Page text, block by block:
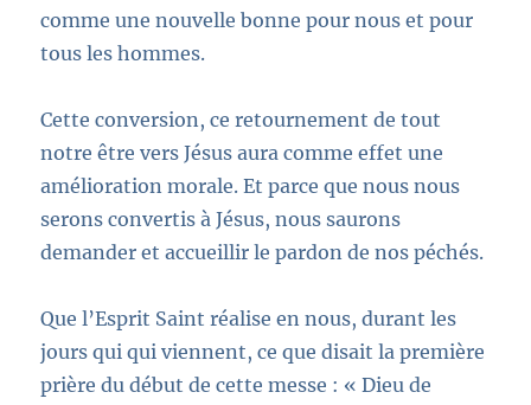
comme une nouvelle bonne pour nous et pour
tous les hommes.
Cette conversion, ce retournement de tout
notre être vers Jésus aura comme effet une
amélioration morale. Et parce que nous nous
serons convertis à Jésus, nous saurons
demander et accueillir le pardon de nos péchés.
Que l’Esprit Saint réalise en nous, durant les
jours qui qui viennent, ce que disait la première
prière du début de cette messe : « Dieu de